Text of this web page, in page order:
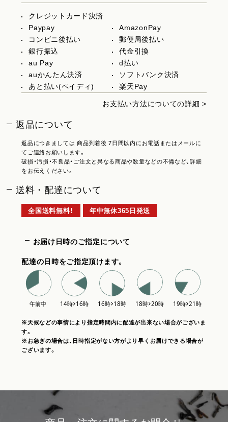
クレジットカード決済
Paypay
AmazonPay
コンビニ後払い
郵便局後払い
銀行振込
代金引換
au Pay
d払い
auかんたん決済
ソフトバンク決済
あと払い(ペイディ)
楽天Pay
お支払い方法についての詳細 >
返品について
返品につきましては 商品到着後 7日間以内にお電話またはメールに
てご連絡お願いします。
破損・汚損・不良品・ご注文と異なる商品や数量などの不備など、詳細
をお伝えください。
送料・配達について
全国送料無料！ 年中無休365日発送
お届け日時のご指定について
配達の日時をご指定頂けます。
※天候などの事情により指定時間内に配達が出来ない場合がございま
す。
※お急ぎの場合は、日時指定がない方がより早くお届けできる場合が
ございます。